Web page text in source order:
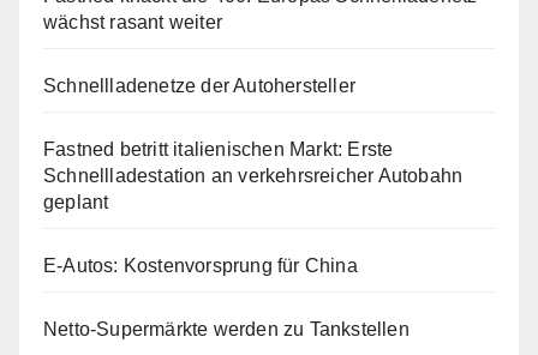
wächst rasant weiter
Schnellladenetze der Autohersteller
Fastned betritt italienischen Markt: Erste
Schnellladestation an verkehrsreicher Autobahn
geplant
E-Autos: Kostenvorsprung für China
Netto-Supermärkte werden zu Tankstellen